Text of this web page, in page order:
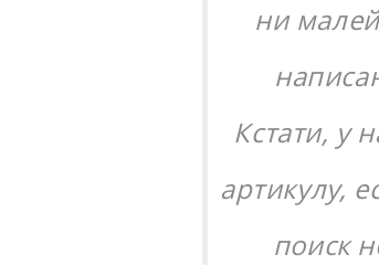
ни
Кстати, у
артикулу,
поиск